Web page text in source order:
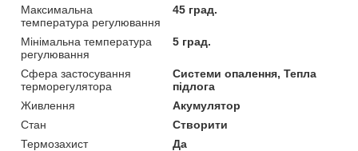
Максимальна
температура регулювання
45 град.
Мінімальна температура
регулювання
5 град.
Сфера застосування
терморегулятора
Системи опалення, Тепла
підлога
Живлення
Акумулятор
Стан
Створити
Термозахист
Да